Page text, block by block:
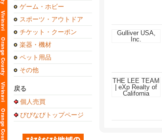
ゲーム・ホビー
スポーツ・アウトドア
チケット・クーポン
楽器・機材
ペット用品
その他
戻る
個人売買
びびなびトップページ